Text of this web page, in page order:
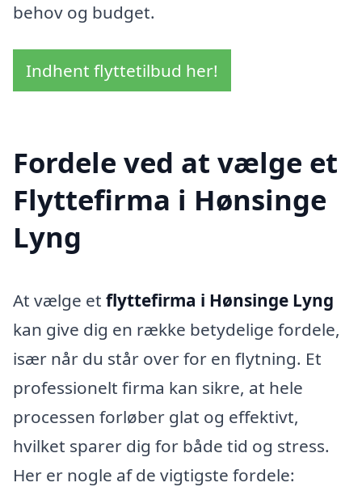
behov og budget.
Indhent flyttetilbud her!
Fordele ved at vælge et
Flyttefirma i Hønsinge
Lyng
At vælge et flyttefirma i Hønsinge Lyng
kan give dig en række betydelige fordele,
især når du står over for en flytning. Et
professionelt firma kan sikre, at hele
processen forløber glat og effektivt,
hvilket sparer dig for både tid og stress.
Her er nogle af de vigtigste fordele: